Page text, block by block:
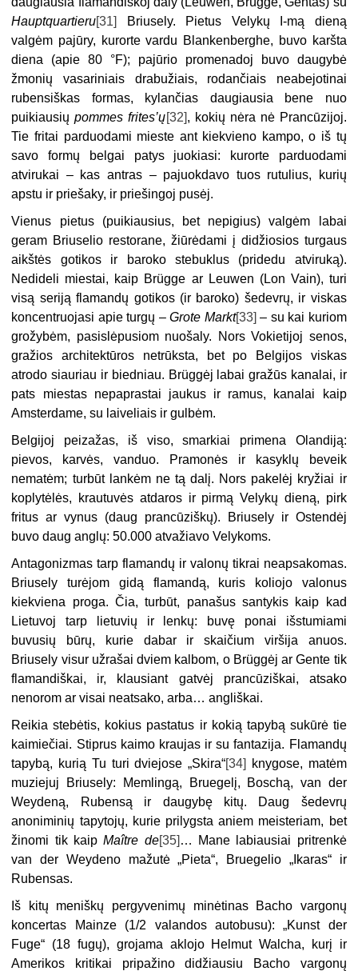
Hauptquartieru[31]
Briusely. Pietus Velykų I-mą dieną
valgėm pajūry, kurorte vardu Blankenberghe, buvo karšta
diena (apie 80 °F); pajūrio promenadoj buvo daugybė
žmonių vasariniais drabužiais, rodančiais neabejotinai
rubensiškas formas, kylančias daugiausia bene nuo
puikiausiųpommes frites’ų[32], kokių nėra nė Prancūzijoj.
Tie fritai parduodami mieste ant kiekvieno kampo, o iš tų
savo formų belgai patys juokiasi: kurorte parduodami
atvirukai – kas antras – pajuokdavo tuos rutulius, kurių
apstu ir priešaky, ir priešingoj pusėj.
Vienus pietus (puikiausius, bet nepigius) valgėm labai
geram Briuselio restorane, žiūrėdami į didžiosios turgaus
aikštės gotikos ir baroko stebuklus (pridedu atviruką).
Nedideli miestai, kaip Brügge ar Leuwen (Lon Vain), turi
visą seriją flamandų gotikos (ir baroko) šedevrų, ir viskas
koncentruojasi apie turgų –Grote Markt[33] – su kai kuriom
grožybėm, pasislėpusiom nuošaly. Nors Vokietijoj senos,
gražios architektūros netrūksta, bet po Belgijos viskas
atrodo siauriau ir biedniau. Brüggėj labai gražūs kanalai, ir
pats miestas nepaprastai jaukus ir ramus, kanalai kaip
Amsterdame, su laiveliais ir gulbėm.
Belgijoj peizažas, iš viso, smarkiai primena Olandiją:
pievos, karvės, vanduo. Pramonės ir kasyklų beveik
nematėm; turbūt lankėm ne tą dalį. Nors pakelėj kryžiai ir
koplytėlės, krautuvės atdaros ir pirmą Velykų dieną, pirk
fritus ar vynus (daug prancūziškų). Briusely ir Ostendėj
buvo daug anglų: 50.000 atvažiavo Velykoms.
Antagonizmas tarp flamandų ir valonų tikrai neapsakomas.
Briusely turėjom gidą flamandą, kuris koliojo valonus
kiekviena proga. Čia, turbūt, panašus santykis kaip kad
Lietuvoj tarp lietuvių ir lenkų: buvę ponai išstumiami
buvusių būrų, kurie dabar ir skaičium viršija anuos.
Briusely visur užrašai dviem kalbom, o Brüggėj ar Gente tik
flamandiškai, ir, klausiant gatvėj prancūziškai, atsako
nenorom ar visai neatsako, arba… angliškai.
Reikia stebėtis, kokius pastatus ir kokią tapybą sukūrė tie
kaimiečiai. Stiprus kaimo kraujas ir su fantazija. Flamandų
tapybą, kurią Tu turi dviejose „Skira“[34]
knygose, matėm
muziejuj Briusely: Memlingą, Bruegelį, Boschą, van der
Weydeną, Rubensą ir daugybę kitų. Daug šedevrų
anoniminių tapytojų, kurie prilygsta aniem meisteriam, bet
žinomi tik kaipMaître de[35] … Mane labiausiai pritrenkė
van der Weydeno mažutė „Pieta“, Bruegelio „Ikaras“ ir
Rubensas.
Iš kitų meniškų pergyvenimų minėtinas Bacho vargonų
koncertas Mainze (1/2 valandos autobusu): „Kunst der
Fuge“ (18 fugų), grojama aklojo Helmut Walcha, kurį ir
Amerikos kritikai pripažino didžiausiu Bacho vargonų